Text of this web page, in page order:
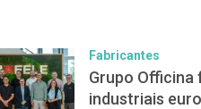
Fabricantes
Grupo Officina
industriais